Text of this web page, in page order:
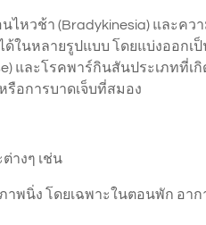
นไหวช้า (Bradykinesia) และค
ในหลายรูปแบบ โดยแบ่งออกเป็
และโรคพาร์กินสันประเภทที่เกิ
รือการบาดเจ็บที่สมอง
างๆ เช่น
นิ่ง โดยเฉพาะในตอนพัก อาก